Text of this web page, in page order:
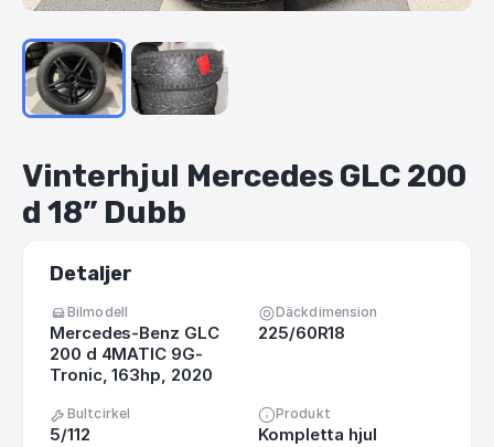
Vinterhjul Mercedes GLC 200
d 18” Dubb
Detaljer
Bilmodell
Mercedes-Benz GLC
200 d 4MATIC 9G-
Tronic, 163hp, 2020
Däckdimension
225/60R18
Bultcirkel
5/112
Produkt
Kompletta hjul